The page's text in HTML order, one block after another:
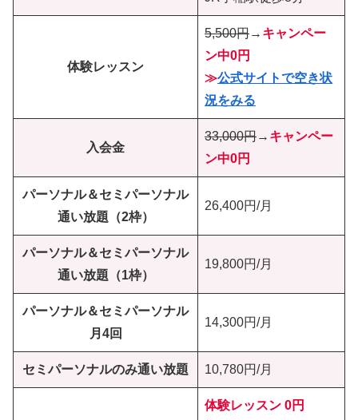
体験レッスン
5,500円→ キャンペー
ン中0円
≫公式サイトで空き状
況をみる
入会金
33,000円→ キャンペー
ン中0円
パーソナル＆セミパーソナル
通い放題（2枠）
26,400円/月
パーソナル＆セミパーソナル
通い放題（1枠）
19,800円/月
パーソナル＆セミパーソナル
月4回
14,300円/月
セミパーソナルのみ通い放題 10,780円/月
体験レッスン 0円